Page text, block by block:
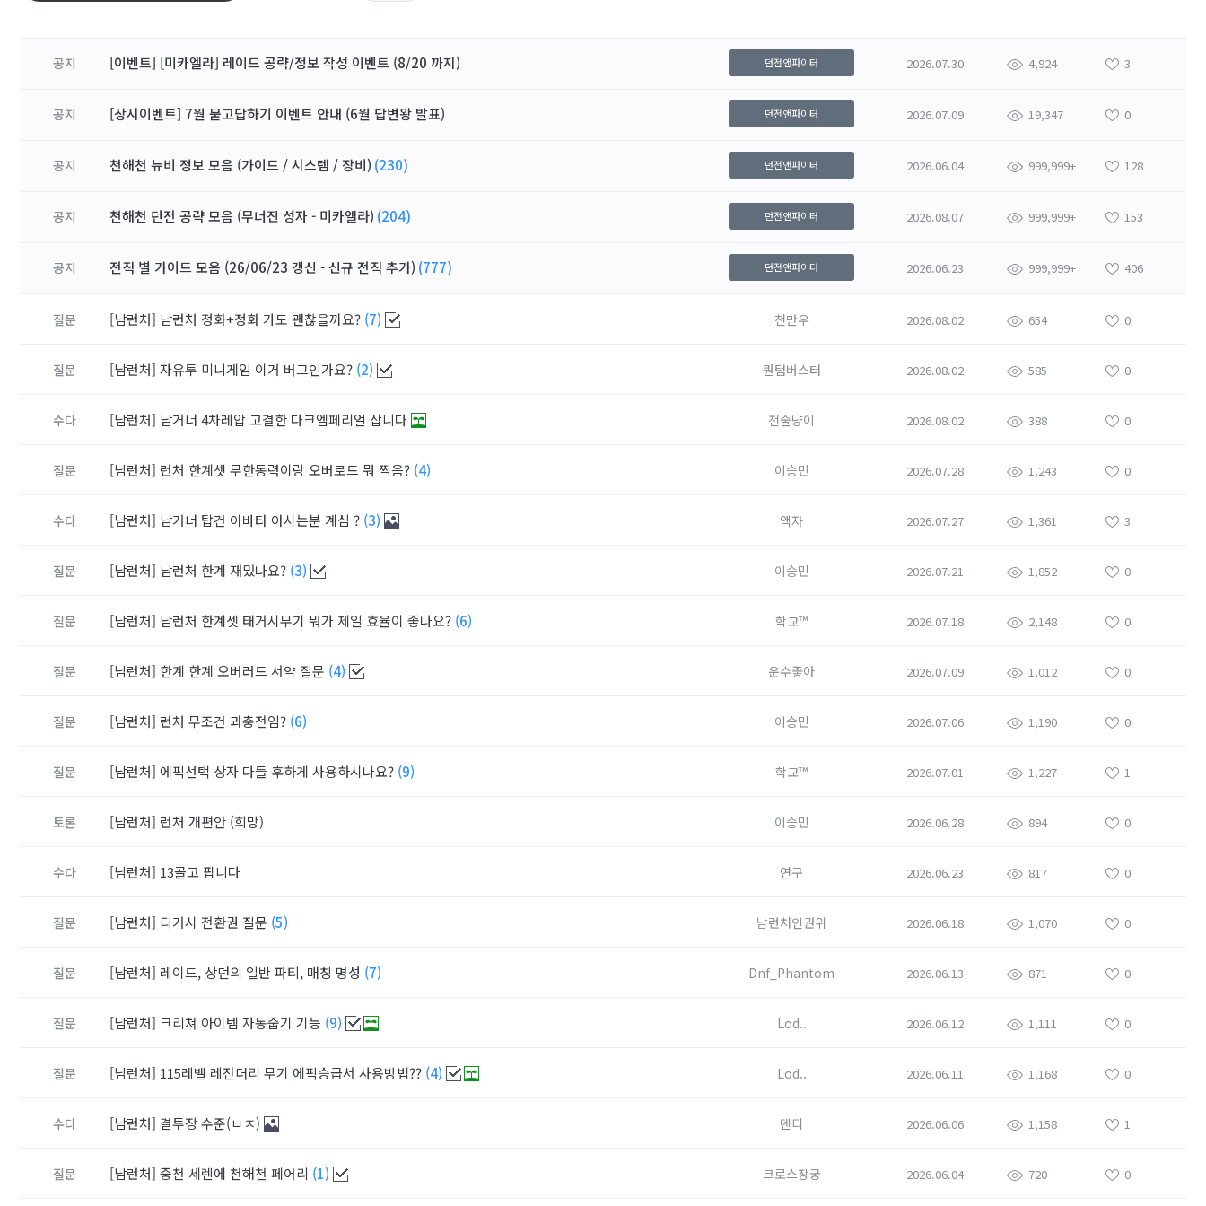
공지 [이벤트] [미카엘라] 레이드 공략/정보 작성 이벤트 (8/20 까지) 던전앤파이터 2026.07.30 4,924 3
공지 [상시이벤트] 7월 묻고답하기 이벤트 안내 (6월 답변왕 발표) 던전앤파이터 2026.07.09 19,347 0
공지 천해천 뉴비 정보 모음 (가이드 / 시스템 / 장비) (230) 던전앤파이터 2026.06.04 999,999+ 128
공지 천해천 던전 공략 모음 (무너진 성자 - 미카엘라) (204) 던전앤파이터 2026.08.07 999,999+ 153
공지 전직 별 가이드 모음 (26/06/23 갱신 - 신규 전직 추가) (777) 던전앤파이터 2026.06.23 999,999+ 406
질문 [남런처] 남런처 정화+정화 가도 괜찮을까요? (7) 천만우 2026.08.02 654 0
질문 [남런처] 자유투 미니게임 이거 버그인가요? (2) 퀀텀버스터 2026.08.02 585 0
수다 [남런처] 남거너 4차레압 고결한 다크엠페리얼 삽니다 전술냥이 2026.08.02 388 0
질문 [남런처] 런처 한계셋 무한동력이랑 오버로드 뭐 찍음? (4) 이승민 2026.07.28 1,243 0
수다 [남런처] 남거너 탑건 아바타 아시는분 계심 ? (3) 액자 2026.07.27 1,361 3
질문 [남런처] 남런처 한계 재밌나요? (3) 이승민 2026.07.21 1,852 0
질문 [남런처] 남런처 한계셋 태거시무기 뭐가 제일 효율이 좋나요? (6) 학교™ 2026.07.18 2,148 0
질문 [남런처] 한계 한계 오버러드 서약 질문 (4) 운수좋아 2026.07.09 1,012 0
질문 [남런처] 런처 무조건 과충전임? (6) 이승민 2026.07.06 1,190 0
질문 [남런처] 에픽선택 상자 다들 후하게 사용하시나요? (9) 학교™ 2026.07.01 1,227 1
토론 [남런처] 런처 개편안 (희망) 이승민 2026.06.28 894 0
수다 [남런처] 13골고 팝니다 연구 2026.06.23 817 0
질문 [남런처] 디거시 전환권 질문 (5) 남런처인권위 2026.06.18 1,070 0
질문 [남런처] 레이드, 상던의 일반 파티, 매칭 명성 (7) Dnf_Phantom 2026.06.13 871 0
질문 [남런처] 크리쳐 아이템 자동줍기 기능 (9) Lod.. 2026.06.12 1,111 0
질문 [남런처] 115레벨 레전더리 무기 에픽승급서 사용방법?? (4) Lod.. 2026.06.11 1,168 0
수다 [남런처] 결투장 수준(ㅂㅈ) 덴디 2026.06.06 1,158 1
질문 [남런처] 중천 세렌에 천해천 페어리 (1) 크로스장궁 2026.06.04 720 0